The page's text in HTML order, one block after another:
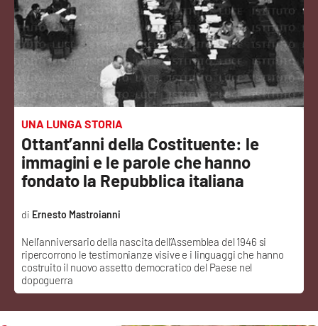
Sanità
Sport
Cultura
Podcast
Meteo
VIDEO
Ambiente
Cronaca
UNA LUNGA STORIA
Ottant’anni della Costituente: le
immagini e le parole che hanno
fondato la Repubblica italiana
Nell’anniversario della nascita dell’Assemblea del 1946 si
ripercorrono le testimonianze visive e i linguaggi che hanno
costruito il nuovo assetto democratico del Paese nel
dopoguerra
Ernesto Mastroianni